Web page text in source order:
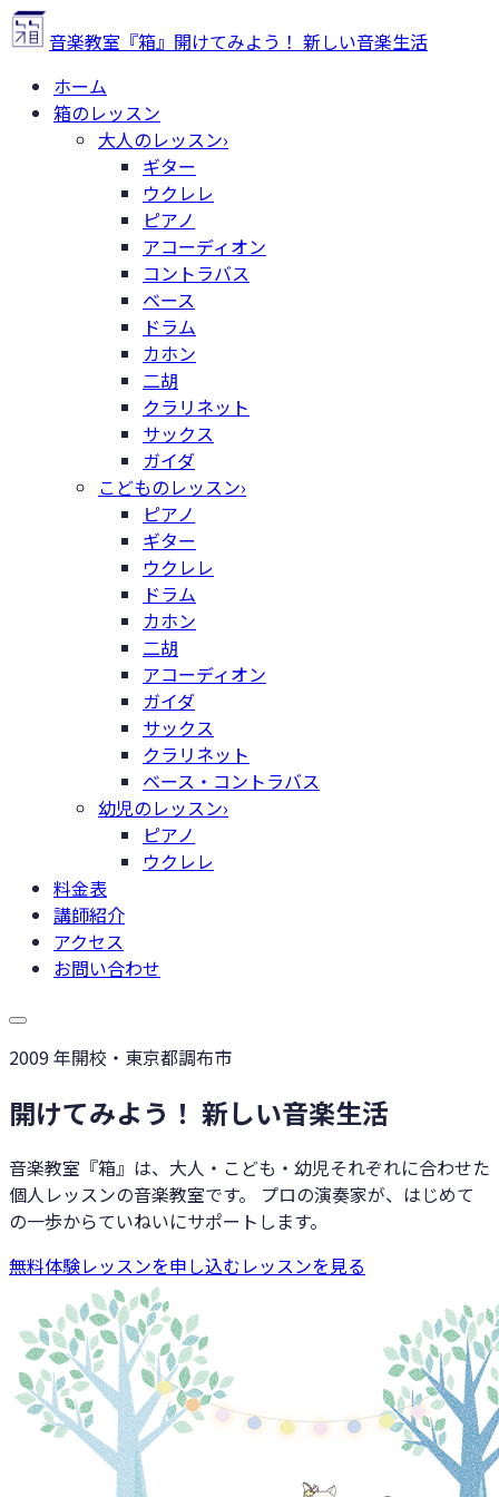
音楽教室『箱』 開けてみよう！ 新しい音楽生活
ホーム
箱のレッスン
大人のレッスン›
ギター
ウクレレ
ピアノ
アコーディオン
コントラバス
ベース
ドラム
カホン
二胡
クラリネット
サックス
ガイダ
こどものレッスン›
ピアノ
ギター
ウクレレ
ドラム
カホン
二胡
アコーディオン
ガイダ
サックス
クラリネット
ベース・コントラバス
幼児のレッスン›
ピアノ
ウクレレ
料金表
講師紹介
アクセス
お問い合わせ
2009年開校・東京都調布市
開けてみよう！ 新しい音楽生活
音楽教室『箱』 は、大人・こども・幼児それぞれに合わせた
個人レッスンの音楽教室です。 プロの演奏家が、はじめて
の一歩からていねいにサポートします。
無料体験レッスンを申し込むレッスンを見る